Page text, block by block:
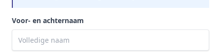
Voor- en achternaam